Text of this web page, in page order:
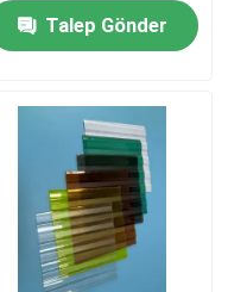
Talep Gönder